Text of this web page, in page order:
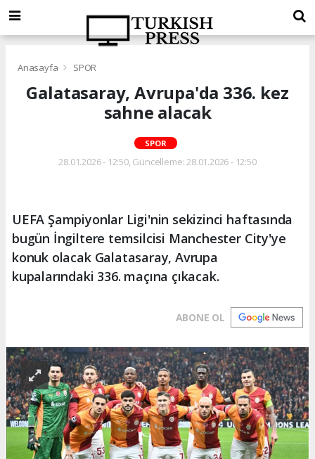
Anasayfa SPOR
Galatasaray, Avrupa'da 336. kez
sahne alacak
SPOR
28.01.2026 - 12:50, Güncelleme: 28.01.2026 - 12:50
UEFA Şampiyonlar Ligi'nin sekizinci haftasında
bugün İngiltere temsilcisi Manchester City'ye
konuk olacak Galatasaray, Avrupa
kupalarındaki 336. maçına çıkacak.
ABONE OL